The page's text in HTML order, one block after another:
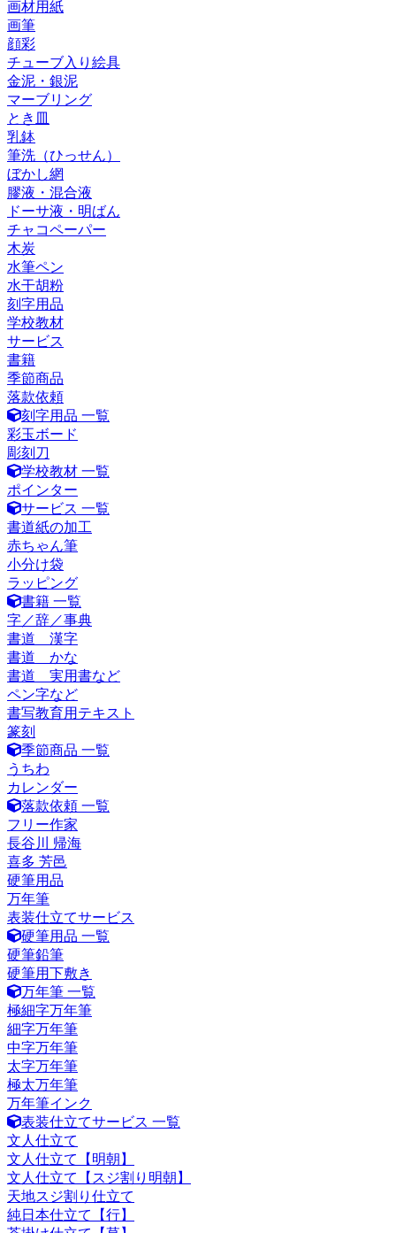
画材用紙
画筆
顔彩
チューブ入り絵具
金泥・銀泥
マーブリング
とき皿
乳鉢
筆洗（ひっせん）
ぼかし網
膠液・混合液
ドーサ液・明ばん
チャコペーパー
木炭
水筆ペン
水干胡粉
刻字用品
学校教材
サービス
書籍
季節商品
落款依頼
刻字用品 一覧
彩玉ボード
彫刻刀
学校教材 一覧
ポインター
サービス 一覧
書道紙の加工
赤ちゃん筆
小分け袋
ラッピング
書籍 一覧
字／辞／事典
書道 漢字
書道 かな
書道 実用書など
ペン字など
書写教育用テキスト
篆刻
季節商品 一覧
うちわ
カレンダー
落款依頼 一覧
フリー作家
長谷川 帰海
喜多 芳邑
硬筆用品
万年筆
表装仕立てサービス
硬筆用品 一覧
硬筆鉛筆
硬筆用下敷き
万年筆 一覧
極細字万年筆
細字万年筆
中字万年筆
太字万年筆
極太万年筆
万年筆インク
表装仕立てサービス 一覧
文人仕立て
文人仕立て【明朝】
文人仕立て【スジ割り明朝】
天地スジ割り仕立て
純日本仕立て【行】